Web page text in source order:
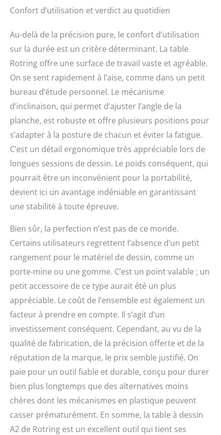
Confort d’utilisation et verdict au quotidien
Au-delà de la précision pure, le confort d’utilisation
sur la durée est un critère déterminant. La table
Rotring offre une surface de travail vaste et agréable.
On se sent rapidement à l’aise, comme dans un petit
bureau d’étude personnel. Le mécanisme
d’inclinaison, qui permet d’ajuster l’angle de la
planche, est robuste et offre plusieurs positions pour
s’adapter à la posture de chacun et éviter la fatigue.
C’est un détail ergonomique très appréciable lors de
longues sessions de dessin. Le poids conséquent, qui
pourrait être un inconvénient pour la portabilité,
devient ici un avantage indéniable en garantissant
une stabilité à toute épreuve.
Bien sûr, la perfection n’est pas de ce monde.
Certains utilisateurs regrettent l’absence d’un petit
rangement pour le matériel de dessin, comme un
porte-mine ou une gomme. C’est un point valable ; un
petit accessoire de ce type aurait été un plus
appréciable. Le coût de l’ensemble est également un
facteur à prendre en compte. Il s’agit d’un
investissement conséquent. Cependant, au vu de la
qualité de fabrication, de la précision offerte et de la
réputation de la marque, le prix semble justifié. On
paie pour un outil fiable et durable, conçu pour durer
bien plus longtemps que des alternatives moins
chères dont les mécanismes en plastique peuvent
casser prématurément. En somme, la table à dessin
A2 de Rotring est un excellent outil qui tient ses